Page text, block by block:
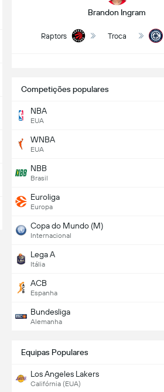
Brandon Ingram
Raptors Troca
Competições populares
NBA
EUA
WNBA
EUA
NBB
Brasil
Euroliga
Europa
Copa do Mundo (M)
Internacional
Lega A
Itália
ACB
Espanha
Bundesliga
Alemanha
Equipas Populares
Los Angeles Lakers
Califórnia (EUA)